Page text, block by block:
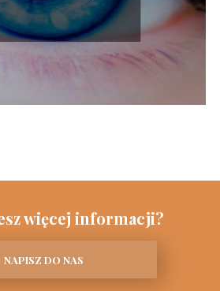
więcej informacji?
NAPISZ DO NAS